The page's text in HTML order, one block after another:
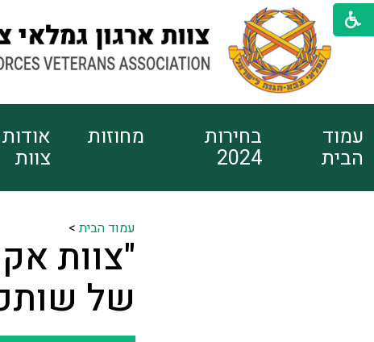
עמוד
הבית
בחירות
2024
מחוזות אודות
צוות
עמוד הבית>
"צוות
של